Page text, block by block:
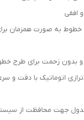
افقی
خطوط به صورت همزمان
و بدون زحمت برای طرح
اتوماتیک با دقت و
جهت محافظت از